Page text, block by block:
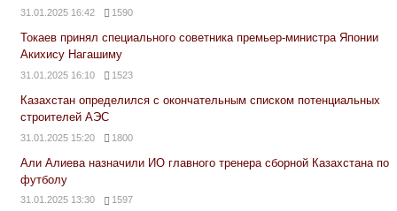
31.01.2025 16:42 1590
Токаев принял специального советника премьер-министра Японии
Акихису Нагашиму
31.01.2025 16:10 1523
Казахстан определился с окончательным списком потенциальных
строителей АЭС
31.01.2025 15:20 1800
Али Алиева назначили ИО главного тренера сборной Казахстана по
футболу
31.01.2025 13:30 1597